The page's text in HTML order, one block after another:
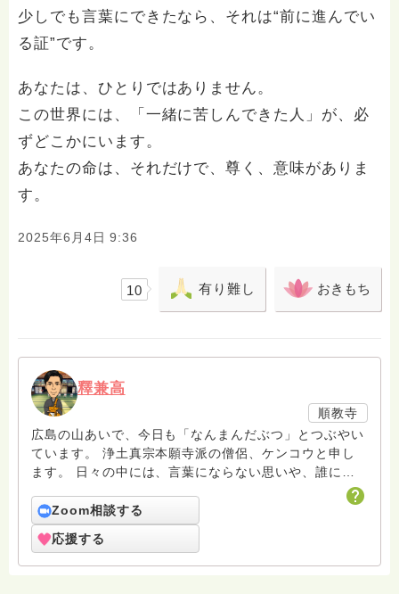
少しでも言葉にできたなら、それは“前に進んでい
る証”です。
あなたは、ひとりではありません。
この世界には、「一緒に苦しんできた人」が、必
ずどこかにいます。
あなたの命は、それだけで、尊く、意味がありま
す。
2025年6月4日 9:36
10 有り難し おきもち
釋兼高
順教寺
広島の山あいで、今日も「なんまんだぶつ」とつぶやい
ています。 浄土真宗本願寺派の僧侶、ケンコウと申し
ます。 日々の中には、言葉にならない思いや、誰にも
言えないもやもやがあるものです。 そんな時こそ、仏
さまの教えが、ふっと心に灯りをともしてくれることが
あります。 この「はすのは」では、あなたの声に耳を
傾けながら、一緒に“いま”を見つめ直す時間をつくって
いきたいと思っています。 堅苦しくなく、あたたか
Zoom相談する
応援する